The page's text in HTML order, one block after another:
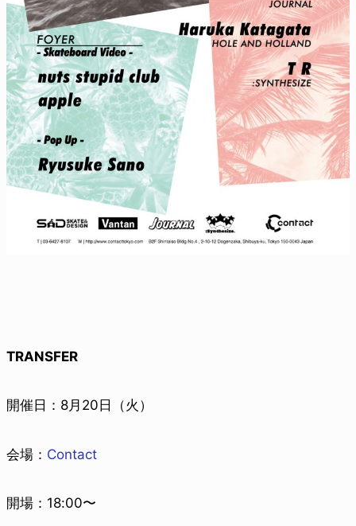
TRANSFER
開催日：8月20日（火）
会場： Contact
開場：18:00〜